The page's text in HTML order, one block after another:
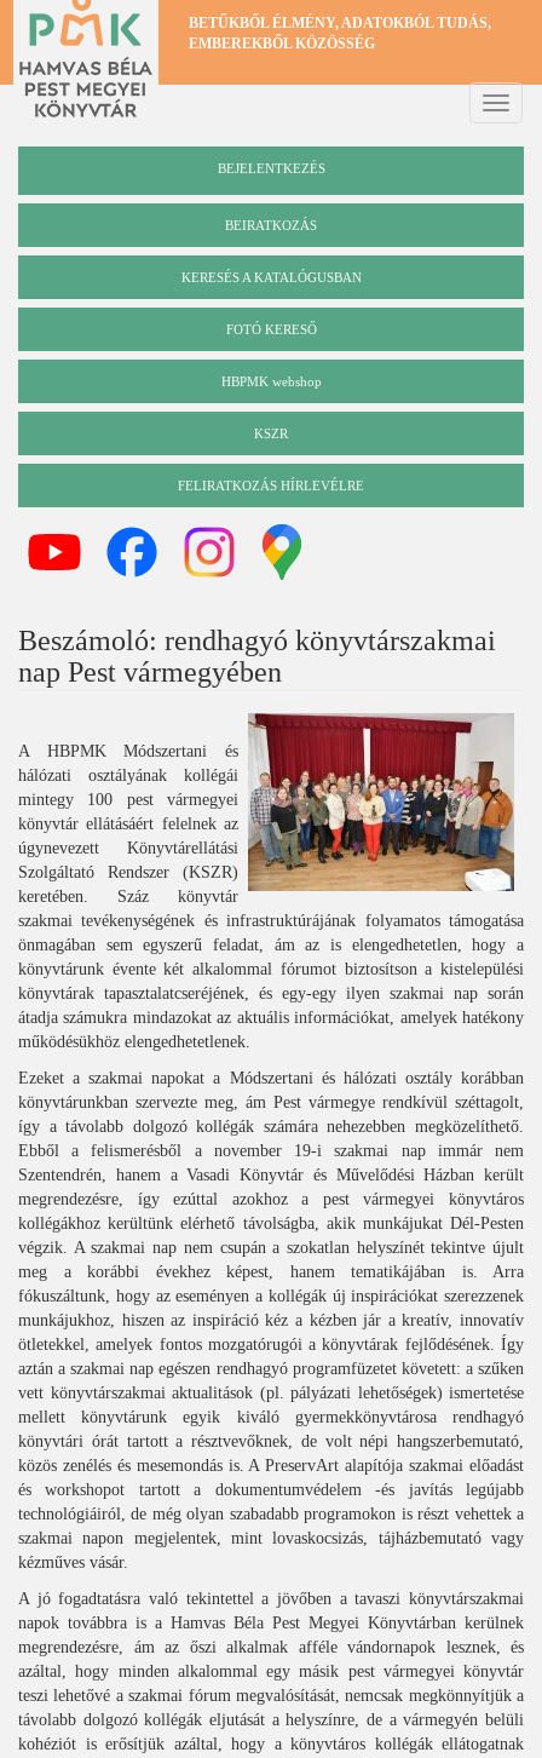
Ugrás
tartalomra
BETŰKBŐL ÉLMÉNY, ADATOKBÓL TUDÁS,
EMBEREKBŐL KÖZÖSSÉG
Toggle
BEJELENTKEZÉS
BEIRATKOZÁS
Katalógus
KERESÉS A KATALÓGUSBAN
FOTÓ KERESŐ
HBPMK webshop
KSZR
FELIRATKOZÁS HÍRLEVÉLRE
Beszámoló: rendhagyó könyvtárszakmai
nap Pest vármegyében
A HBPMK Módszertani és
hálózati osztályának kollégái
mintegy 100 pest vármegyei
könyvtár ellátásáért felelnek az
úgynevezett Könyvtárellátási
Szolgáltató Rendszer (KSZR)
keretében. Száz könyvtár
szakmai tevékenységének és infrastruktúrájának folyamatos támogatása
önmagában sem egyszerű feladat, ám az is elengedhetetlen, hogy a
könyvtárunk évente két alkalommal fórumot biztosítson a kistelepülési
könyvtárak tapasztalatcseréjének, és egy-egy ilyen szakmai nap során
átadja számukra mindazokat az aktuális információkat, amelyek hatékony
működésükhöz elengedhetetlenek.
Ezeket a szakmai napokat a Módszertani és hálózati osztály korábban
könyvtárunkban szervezte meg, ám Pest vármegye rendkívül széttagolt,
így a távolabb dolgozó kollégák számára nehezebben megközelíthető.
Ebből a felismerésből a november 19-i szakmai nap immár nem
Szentendrén, hanem a Vasadi Könyvtár és Művelődési Házban került
megrendezésre, így ezúttal azokhoz a pest vármegyei könyvtáros
kollégákhoz kerültünk elérhető távolságba, akik munkájukat Dél-Pesten
végzik. A szakmai nap nem csupán a szokatlan helyszínét tekintve újult
meg a korábbi évekhez képest, hanem tematikájában is. Arra
fókuszáltunk, hogy az eseményen a kollégák új inspirációkat szerezzenek
munkájukhoz, hiszen az inspiráció kéz a kézben jár a kreatív, innovatív
ötletekkel, amelyek fontos mozgatórugói a könyvtárak fejlődésének. Így
aztán a szakmai nap egészen rendhagyó programfüzetet követett: a szűken
vett könyvtárszakmai aktualitások (pl. pályázati lehetőségek) ismertetése
mellett könyvtárunk egyik kiváló gyermekkönyvtárosa rendhagyó
könyvtári órát tartott a résztvevőknek, de volt népi hangszerbemutató,
közös zenélés és mesemondás is. A PreservArt alapítója szakmai előadást
és workshopot tartott a dokumentumvédelem -és javítás legújabb
technológiáiról, de még olyan szabadabb programokon is részt vehettek a
szakmai napon megjelentek, mint lovaskocsizás, tájházbemutató vagy
kézműves vásár.
A jó fogadtatásra való tekintettel a jövőben a tavaszi könyvtárszakmai
napok továbbra is a Hamvas Béla Pest Megyei Könyvtárban kerülnek
megrendezésre, ám az őszi alkalmak afféle vándornapok lesznek, és
azáltal, hogy minden alkalommal egy másik pest vármegyei könyvtár
teszi lehetővé a szakmai fórum megvalósítását, nemcsak megkönnyítjük a
távolabb dolgozó kollégák eljutását a helyszínre, de a vármegyén belüli
kohéziót is erősítjük azáltal, hogy a könyvtáros kollégák ellátogatnak